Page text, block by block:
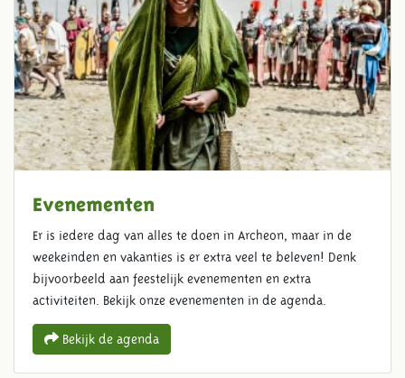
Evenementen
Er is iedere dag van alles te doen in Archeon, maar in de
weekeinden en vakanties is er extra veel te beleven! Denk
bijvoorbeeld aan feestelijk evenementen en extra
activiteiten. Bekijk onze evenementen in de agenda.
Bekijk de agenda